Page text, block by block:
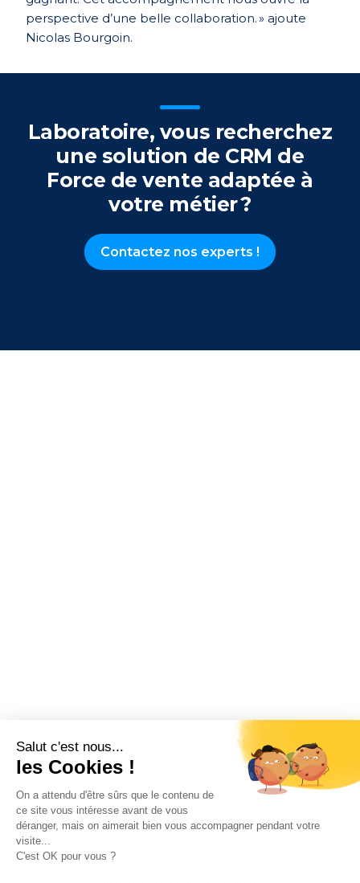
Salut c'est nous...
les Cookies !
On a attendu d'être sûrs que le contenu de
ce site vous intéresse avant de vous
déranger, mais on aimerait bien vous accompagner pendant votre
visite...
C'est OK pour vous ?
perspective d’une belle collaboration. » ajoute
Nicolas Bourgoin.
Laboratoire, vous recherchez
une solution de CRM de
Force de vente adaptée à
votre métier ?
Contactez nos experts !